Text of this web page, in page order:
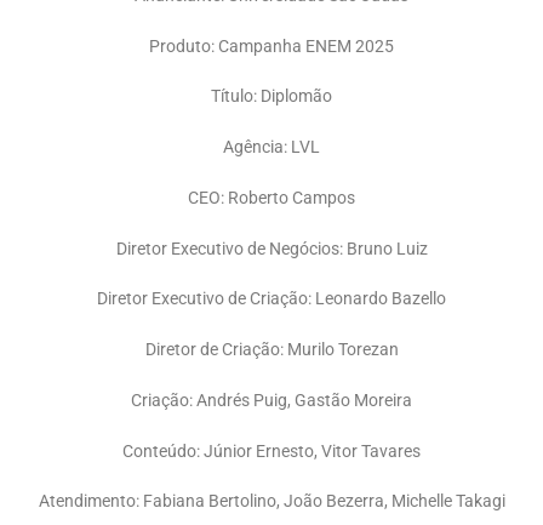
Produto: Campanha ENEM 2025
Título: Diplomão
Agência: LVL
CEO: Roberto Campos
Diretor Executivo de Negócios: Bruno Luiz
Diretor Executivo de Criação: Leonardo Bazello
Diretor de Criação: Murilo Torezan
Criação: Andrés Puig, Gastão Moreira
Conteúdo: Júnior Ernesto, Vitor Tavares
Atendimento: Fabiana Bertolino, João Bezerra, Michelle Takagi